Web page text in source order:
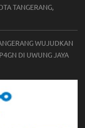
TANGERANG,
WUJUDKAN
DI UWUNG JAYA